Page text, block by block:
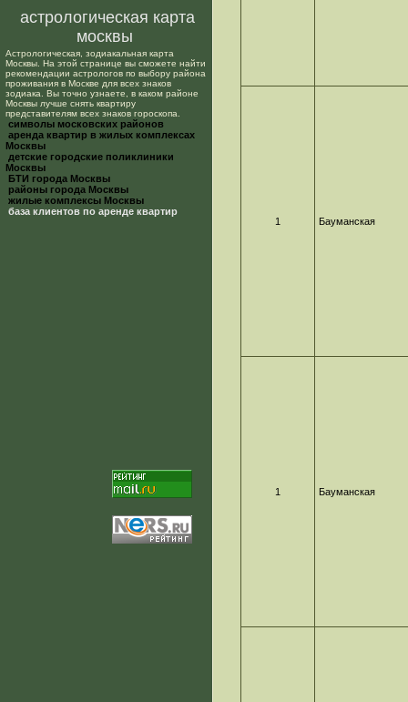
астрологическая карта
москвы
Астрологическая, зодиакальная карта
Москвы. На этой странице вы сможете найти
рекомендации астрологов по выбору района
проживания в Москве для всех знаков
зодиака. Вы точно узнаете, в каком районе
Москвы лучше снять квартиру
представителям всех знаков гороскопа.
cимволы московских районов
аренда квартир в жилых комплексах
Москвы
детские городские поликлиники
Москвы
БТИ города Москвы
районы города Москвы
жилые комплексы Москвы
база клиентов по аренде квартир
1 Бауманская
1 Бауманская